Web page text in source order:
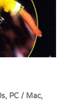
, PC / Mac,